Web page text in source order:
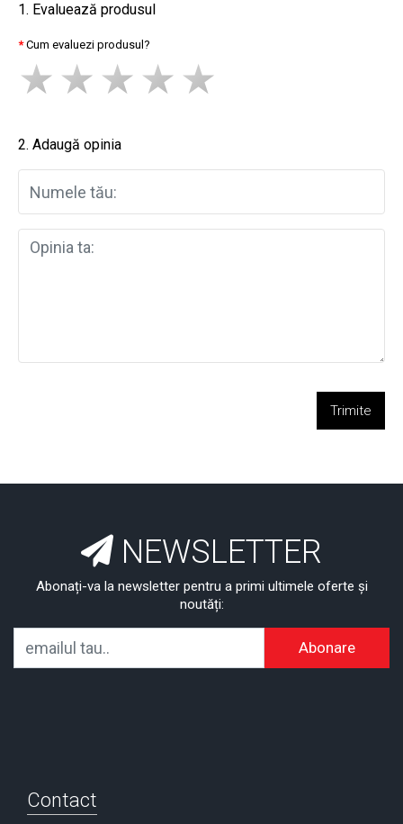
1. Evaluează produsul
Cum evaluezi produsul?
2. Adaugă opinia
Trimite
NEWSLETTER
Abonați-va la newsletter pentru a primi ultimele oferte și
noutăți:
Abonare
Contact